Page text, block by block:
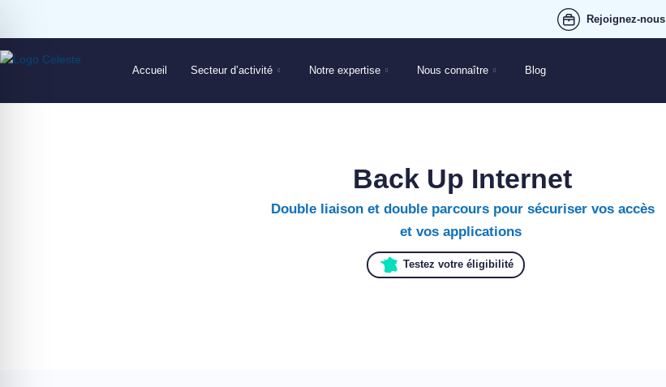
Rejoignez-nous
Accueil Secteur d’activité Notre expertise Nous connaître Blog
Back Up Internet
Double liaison et double parcours pour sécuriser vos accès
et vos applications
Testez votre éligibilité